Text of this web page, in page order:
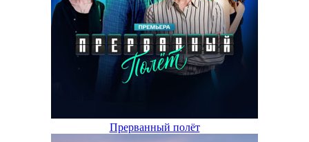
Прерванный полёт